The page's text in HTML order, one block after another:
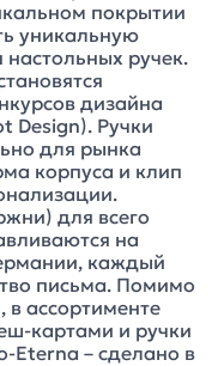
покрытии
уникальную
настольных ручек.
дизайна
Design). Ручки
для рынка
корпуса и клип
для всего
на
каждый
письма. Помимо
ассортименте
картами и ручки
Eterna – сделано в